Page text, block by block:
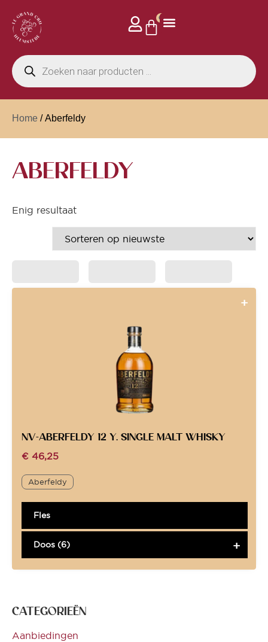
0
Home / Aberfeldy
ABERFELDY
CATEGORIEËN
Aanbiedingen
Enig resultaat
NV-ABERFELDY 12 Y. SINGLE MALT WHISKY
€ 46,25
Aberfeldy
Fles
Doos (6)